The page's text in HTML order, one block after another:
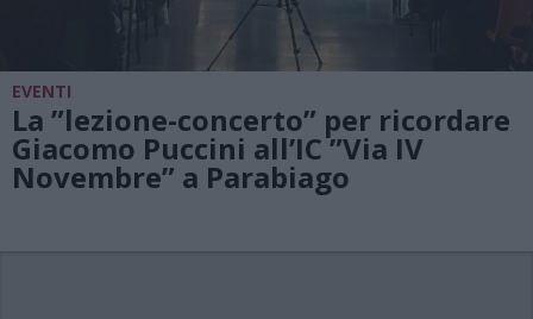
EVENTI
La ”lezione-concerto” per ricordare
Giacomo Puccini all’IC ”Via IV
Novembre” a Parabiago